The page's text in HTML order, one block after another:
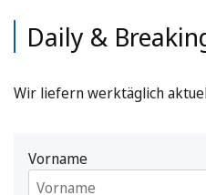
Daily &
Wir liefern werktäglich
Vorname